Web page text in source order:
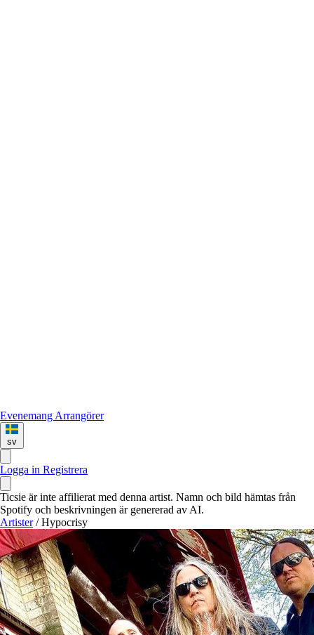
Evenemang Arrangörer
sv
Logga in Registrera
Ticsie är inte affilierat med denna artist. Namn och bild hämtas från
Spotify och beskrivningen är genererad av AI.
Artister / Hypocrisy